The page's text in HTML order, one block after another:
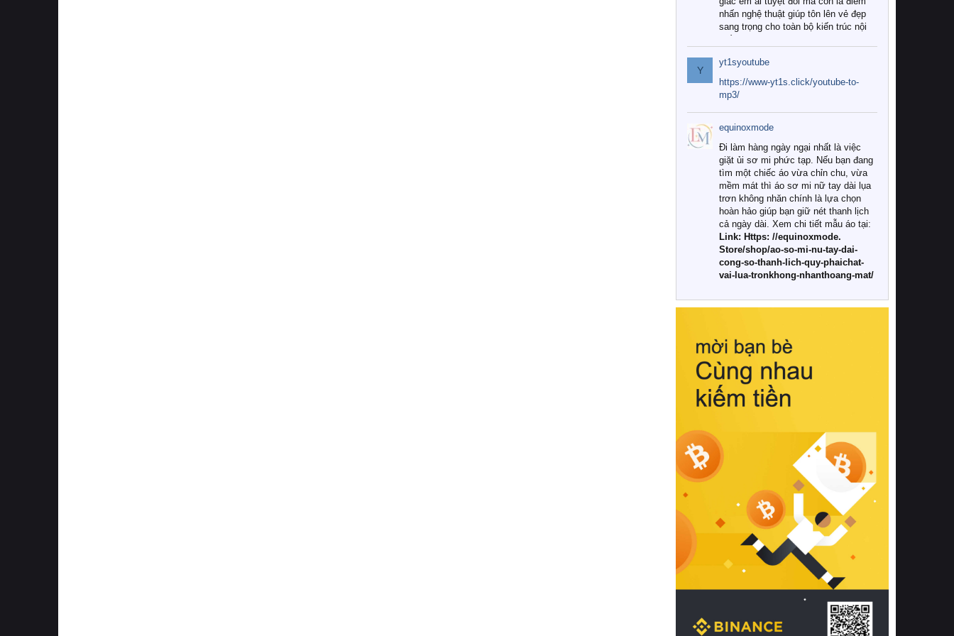
nhấn nghệ thuật giúp tôn lên vẻ đẹp
sang trọng cho toàn bộ kiến trúc nội
Tuy nhiên, giữa thị trường đa dạng
với vô vàn thương hiệu và mẫu mã
như hiện nay, làm thế nào để chọn
được những bộ chăn ga gối đệm cao
cấp thực sự chất lượng, phù hợp với
khí hậu và nhu cầu sử dụng của gia
đình? Hãy cùng chúng tôi đi tìm lời
giải đáp chi tiết qua bài viết dưới đây.
1. Tại sao các gia đình hiện đại lại ưa
chuộng chăn ga gối đệm cao cấp?
Khác với các dòng sản phẩm thông
thường, những bộ chăn ga gối đệm
cao cấp trải qua quy trình sản xuất
nghiêm ngặt từ khâu chọn lọc nguyên
liệu tự nhiên đến công nghệ dệt
nhuộm hiện đại không chứa hóa chất
này, bạn sẽ cảm nhận rõ rệt sự khác
hồi chuẩn xác của phần đệm nâng đỡ
cột sống.
Bên cạnh đó, việc lựa chọn các dòng
sản phẩm đạt chuẩn chất lượng quốc
tế còn giúp ngăn ngừa tình trạng kích
khuẩn và nấm mốc trong điều kiện
thời tiết nóng ẩm. Bạn có thể tìm hiểu
thêm các nghiên cứu khoa học về tác
động của giấc ngủ và môi trường
phòng ngủ đối với sức khỏe con
người tại Sleep Foundation (External
Link) để có cái nhìn toàn diện hơn.
2. Các tiêu chí vàng khi lựa chọn
chăn ga gối đệm cao cấp cho phòng
ngủ
Để sở hữu một bộ chăn ga gối đệm
cao cấp hoàn hảo cả về thẩm mỹ lẫn
công năng, người tiêu dùng cần cân
nhắc kỹ lưỡng các tiêu chí quan trọng
Y
yt1syoutube
https://www-yt1s.click/youtube-to-
mp3/
equinoxmode
Đi làm hàng ngày ngại nhất là việc
giặt ủi sơ mi phức tạp. Nếu bạn đang
tìm một chiếc áo vừa chỉn chu, vừa
mềm mát thì áo sơ mi nữ tay dài lụa
trơn không nhăn chính là lựa chọn
hoàn hảo giúp bạn giữ nét thanh lịch
cả ngày dài. Xem chi tiết mẫu áo tại:
Link: Https: //equinoxmode.
Store/shop/ao-so-mi-nu-tay-dai-
cong-so-thanh-lich-quy-phaichat-
vai-lua-tronkhong-nhanthoang-mat/